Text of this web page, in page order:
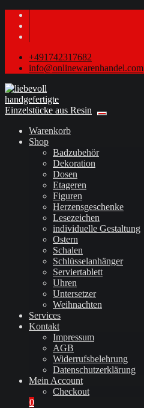
+491742317682
info@onlinewarenhandel.com
Warenkorb
Shop
Badzubehör
Dekoration
Dosen
Etageren
Figuren
Herzensgeschenke
Lesezeichen
individuelle Gestaltung
Ostern
Schalen
Schlüsselanhänger
Serviertablett
Uhren
Untersetzer
Weihnachten
Services
Kontakt
Impressum
AGB
Widerrufsbelehrung
Datenschutzerklärung
Mein Account
Checkout
0